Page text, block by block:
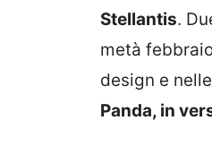
Stellantis.
metà
design e
Panda, in